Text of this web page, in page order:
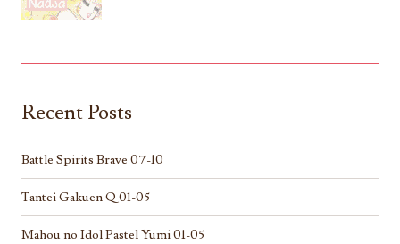
Recent Posts
Battle Spirits Brave 07-10
Tantei Gakuen Q 01-05
Mahou no Idol Pastel Yumi 01-05